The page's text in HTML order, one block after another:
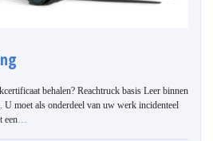
behalen? Reachtruck basis Leer binnen
U moet als onderdeel van uw werk incidenteel
een…